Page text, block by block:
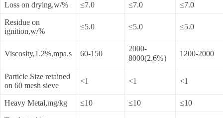
Loss on drying,w/% ≤7.0 ≤7.0 ≤7.0
Residue on
ignition,w/%
≤5.0 ≤5.0 ≤5.0
Viscosity,1.2%,mpa.s 60-150
2000-
8000(2.6%）
1200-2000
Particle Size retained
on 60 mesh sieve
<1 <1 <1
Heavy Metal,mg/kg ≤10 ≤10 ≤10